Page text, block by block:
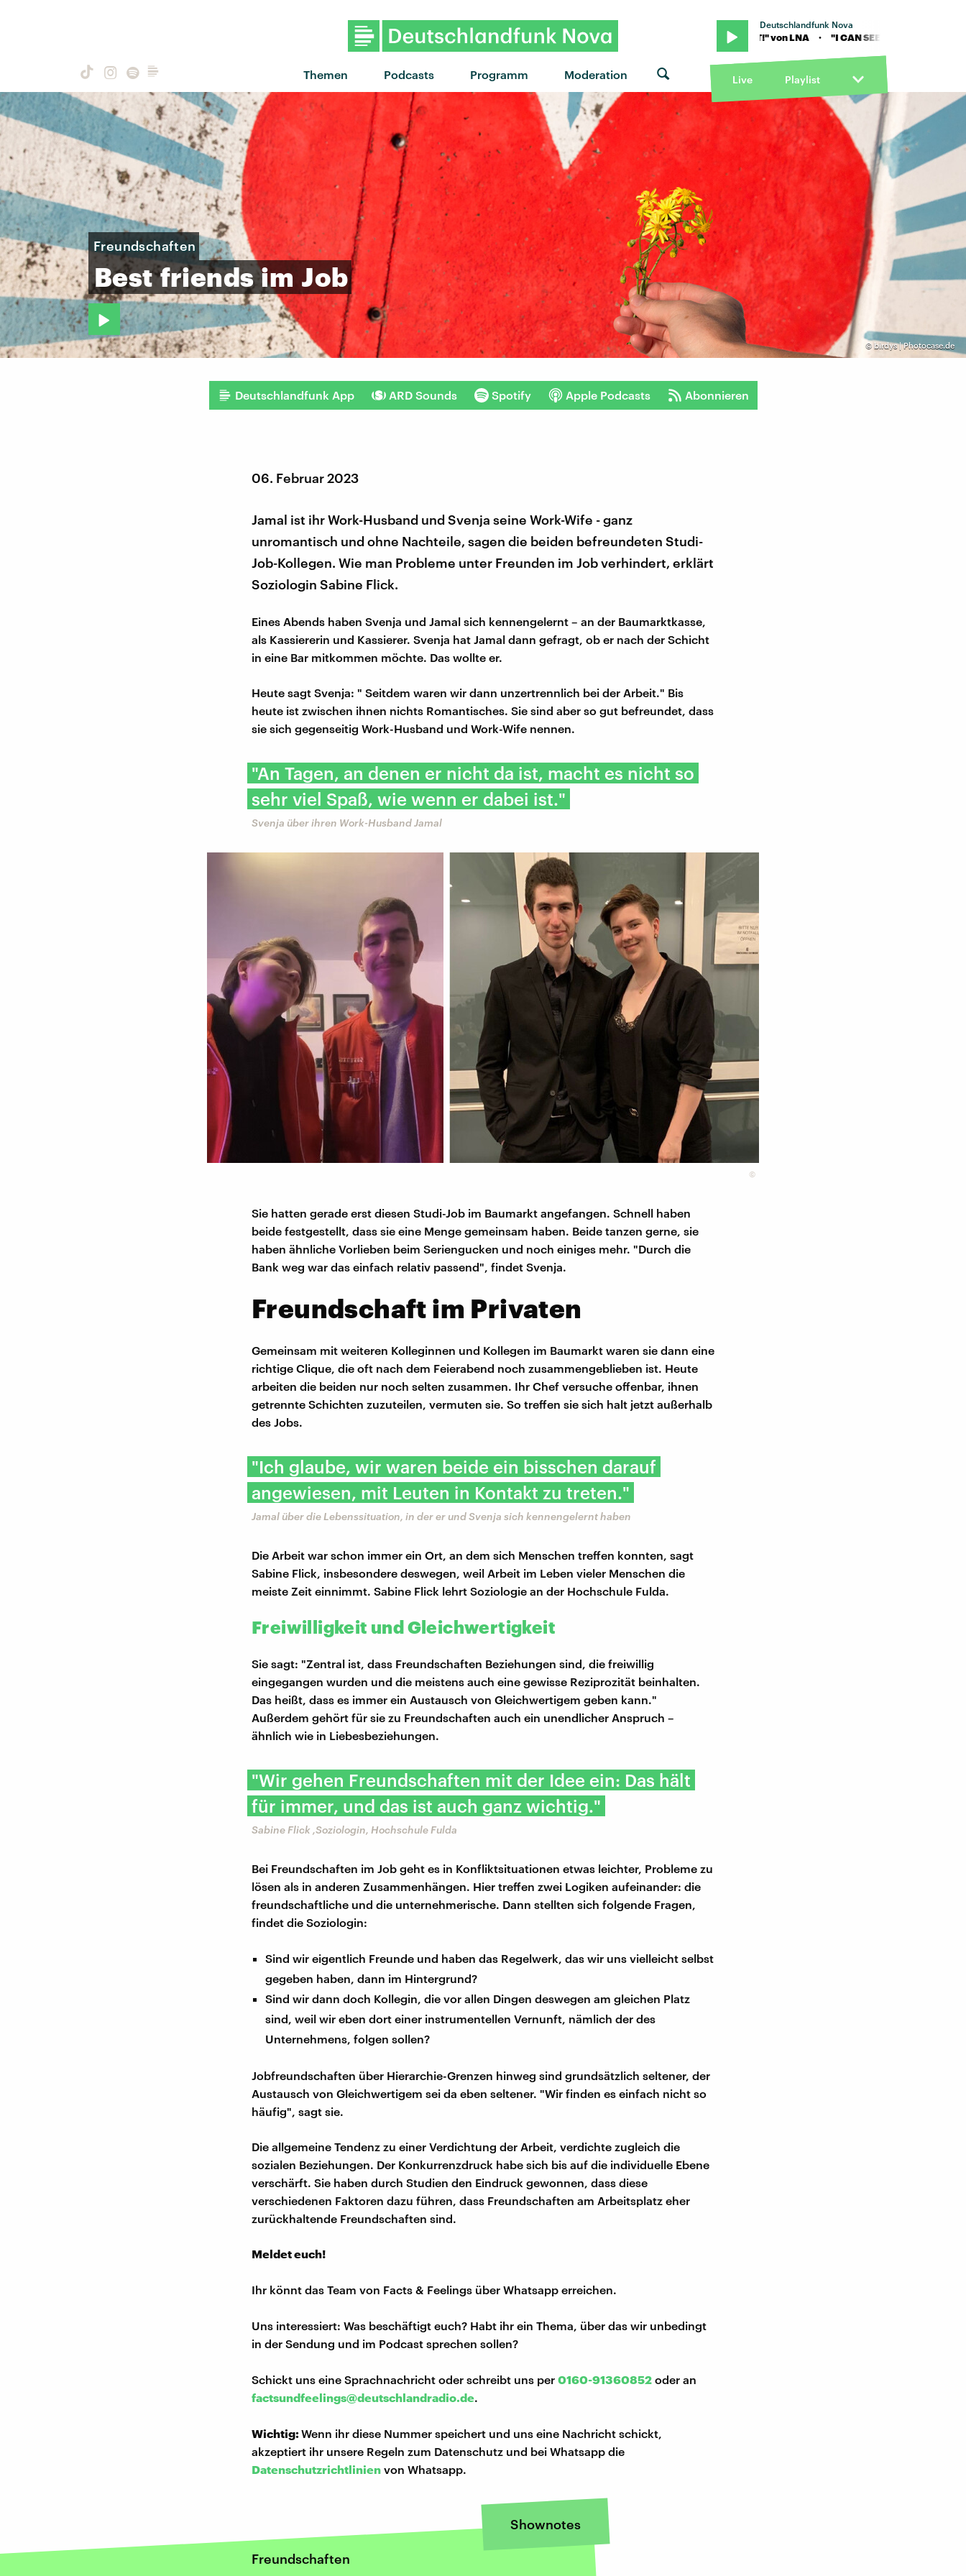
Themen Podcasts Programm Moderation
Deutschlandfunk Nova
"I CAN SEE IT!" von LNA · "I CAN SEE IT!" von LNA · "I CAN SEE IT!" von LNA
Live Playlist
© birdys | Photocase.de
Freundschaften
Best friends im Job
Deutschlandfunk App ARD Sounds Spotify Apple Podcasts Abonnieren
06. Februar 2023
Jamal ist ihr Work-Husband und Svenja seine Work-Wife - ganz
unromantisch und ohne Nachteile, sagen die beiden befreundeten Studi-
Job-Kollegen. Wie man Probleme unter Freunden im Job verhindert, erklärt
Soziologin Sabine Flick.
Eines Abends haben Svenja und Jamal sich kennengelernt – an der Baumarktkasse,
als Kassiererin und Kassierer. Svenja hat Jamal dann gefragt, ob er nach der Schicht
in eine Bar mitkommen möchte. Das wollte er.
Heute sagt Svenja: " Seitdem waren wir dann unzertrennlich bei der Arbeit." Bis
heute ist zwischen ihnen nichts Romantisches. Sie sind aber so gut befreundet, dass
sie sich gegenseitig Work-Husband und Work-Wife nennen.
"An Tagen, an denen er nicht da ist, macht es nicht so
sehr viel Spaß, wie wenn er dabei ist."
Svenja über ihren Work-Husband Jamal
©
Sie hatten gerade erst diesen Studi-Job im Baumarkt angefangen. Schnell haben
beide festgestellt, dass sie eine Menge gemeinsam haben. Beide tanzen gerne, sie
haben ähnliche Vorlieben beim Seriengucken und noch einiges mehr. "Durch die
Bank weg war das einfach relativ passend", findet Svenja.
Freundschaft im Privaten
Gemeinsam mit weiteren Kolleginnen und Kollegen im Baumarkt waren sie dann eine
richtige Clique, die oft nach dem Feierabend noch zusammengeblieben ist. Heute
arbeiten die beiden nur noch selten zusammen. Ihr Chef versuche offenbar, ihnen
getrennte Schichten zuzuteilen, vermuten sie. So treffen sie sich halt jetzt außerhalb
des Jobs.
"Ich glaube, wir waren beide ein bisschen darauf
angewiesen, mit Leuten in Kontakt zu treten."
Jamal über die Lebenssituation, in der er und Svenja sich kennengelernt haben
Die Arbeit war schon immer ein Ort, an dem sich Menschen treffen konnten, sagt
Sabine Flick, insbesondere deswegen, weil Arbeit im Leben vieler Menschen die
meiste Zeit einnimmt. Sabine Flick lehrt Soziologie an der Hochschule Fulda.
Freiwilligkeit und Gleichwertigkeit
Sie sagt: "Zentral ist, dass Freundschaften Beziehungen sind, die freiwillig
eingegangen wurden und die meistens auch eine gewisse Reziprozität beinhalten.
Das heißt, dass es immer ein Austausch von Gleichwertigem geben kann."
Außerdem gehört für sie zu Freundschaften auch ein unendlicher Anspruch –
ähnlich wie in Liebesbeziehungen.
"Wir gehen Freundschaften mit der Idee ein: Das hält
für immer, und das ist auch ganz wichtig."
Sabine Flick ,Soziologin, Hochschule Fulda
Bei Freundschaften im Job geht es in Konfliktsituationen etwas leichter, Probleme zu
lösen als in anderen Zusammenhängen. Hier treffen zwei Logiken aufeinander: die
freundschaftliche und die unternehmerische. Dann stellten sich folgende Fragen,
findet die Soziologin:
Sind wir eigentlich Freunde und haben das Regelwerk, das wir uns vielleicht selbst
gegeben haben, dann im Hintergrund?
Sind wir dann doch Kollegin, die vor allen Dingen deswegen am gleichen Platz
sind, weil wir eben dort einer instrumentellen Vernunft, nämlich der des
Unternehmens, folgen sollen?
Jobfreundschaften über Hierarchie-Grenzen hinweg sind grundsätzlich seltener, der
Austausch von Gleichwertigem sei da eben seltener. "Wir finden es einfach nicht so
häufig", sagt sie.
Die allgemeine Tendenz zu einer Verdichtung der Arbeit, verdichte zugleich die
sozialen Beziehungen. Der Konkurrenzdruck habe sich bis auf die individuelle Ebene
verschärft. Sie haben durch Studien den Eindruck gewonnen, dass diese
verschiedenen Faktoren dazu führen, dass Freundschaften am Arbeitsplatz eher
zurückhaltende Freundschaften sind.
Meldet euch!
Ihr könnt das Team von Facts & Feelings über Whatsapp erreichen.
Uns interessiert: Was beschäftigt euch? Habt ihr ein Thema, über das wir unbedingt
in der Sendung und im Podcast sprechen sollen?
Schickt uns eine Sprachnachricht oder schreibt uns per 0160-91360852 oder an
factsundfeelings@deutschlandradio.de.
Wichtig:Wenn ihr diese Nummer speichert und uns eine Nachricht schickt,
akzeptiert ihr unsere Regeln zum Datenschutz und bei Whatsapp die
Datenschutzrichtlinien von Whatsapp.
Shownotes
Freundschaften